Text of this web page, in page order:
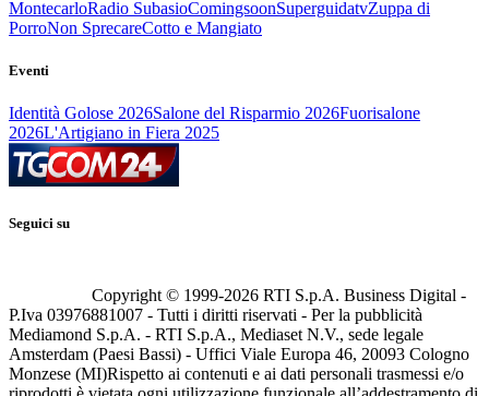
MontecarloRadio SubasioComingsoonSuperguidatvZuppa di
PorroNon SprecareCotto e Mangiato
Eventi
Identità Golose 2026Salone del Risparmio 2026Fuorisalone
2026L'Artigiano in Fiera 2025
Seguici su
Copyright © 1999-2026 RTI S.p.A. Business Digital -
P.Iva 03976881007 - Tutti i diritti riservati - Per la pubblicità
Mediamond S.p.A. - RTI S.p.A., Mediaset N.V., sede legale
Amsterdam (Paesi Bassi) - Uffici Viale Europa 46, 20093 Cologno
Monzese (MI)Rispetto ai contenuti e ai dati personali trasmessi e/o